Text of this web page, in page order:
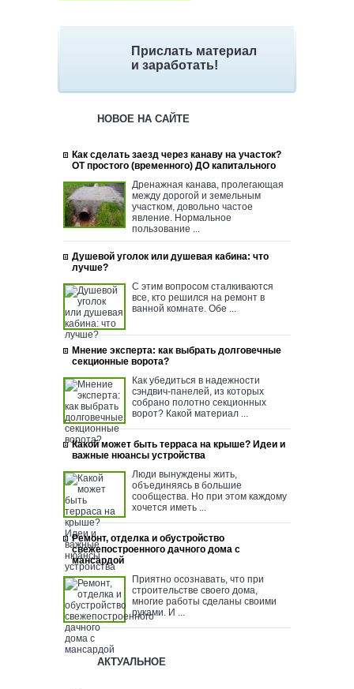
Прислать материал
и заработать!
НОВОЕ НА САЙТЕ
Как сделать заезд через канаву на участок?
ОТ простого (временного) ДО капитального
Дренажная канава, пролегающая
между дорогой и земельным
участком, довольно частое
явление. Нормальное
пользование ...
Душевой уголок или душевая кабина: что
лучше?
С этим вопросом сталкиваются
все, кто решился на ремонт в
ванной комнате. Обе ...
Мнение эксперта: как выбрать долговечные
секционные ворота?
Как убедиться в надежности
сэндвич-панелей, из которых
собрано полотно секционных
ворот? Какой материал ...
Какой может быть терраса на крыше? Идеи и
важные нюансы устройства
Люди вынуждены жить,
объединяясь в большие
сообщества. Но при этом каждому
хочется иметь ...
Ремонт, отделка и обустройство
свежепостроенного дачного дома с
мансардой
Приятно осознавать, что при
строительстве своего дома,
многие работы сделаны своими
руками. И ...
АКТУАЛЬНОЕ